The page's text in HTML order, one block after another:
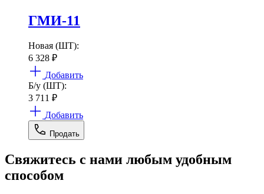
ГМИ-11
Новая (ШТ):
6 328 ₽
Добавить
Б/у (ШТ):
3 711 ₽
Добавить
Продать
Свяжитесь с нами любым удобным
способом